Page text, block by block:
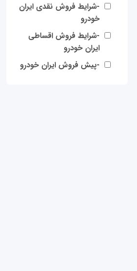
-شرایط فروش نقدی ایران
خودرو
-شرایط فروش اقساطی
ایران خودرو
-پیش فروش ایران خودرو